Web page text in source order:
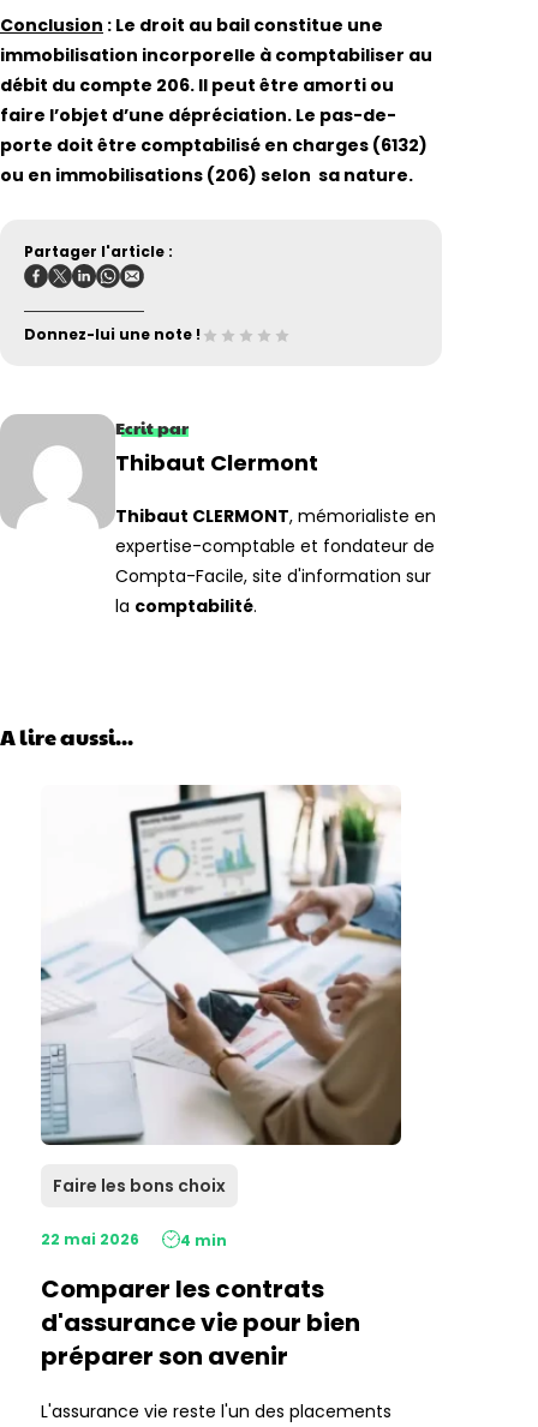
Conclusion : Le droit au bail constitue une
immobilisation incorporelle à comptabiliser au
débit du compte 206. Il peut être amorti ou
faire l’objet d’une dépréciation. Le pas-de-
porte doit être comptabilisé en charges (6132)
ou en immobilisations (206) selon sa nature.
Partager l'article :
Donnez-lui une note !
Ecrit par
Thibaut Clermont
Thibaut CLERMONT, mémorialiste en
expertise-comptable et fondateur de
Compta-Facile, site d'information sur
la comptabilité.
A lire aussi...
Faire les bons choix
22 mai 2026 4 min
Comparer les contrats
d'assurance vie pour bien
préparer son avenir
L'assurance vie reste l'un des placements